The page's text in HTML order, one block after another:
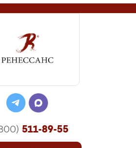
511-89-55